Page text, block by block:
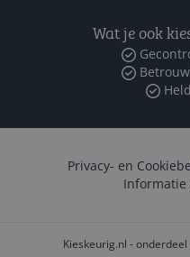
Wat je ook
Privacy- en
Informatie
Kieskeurig.nl -